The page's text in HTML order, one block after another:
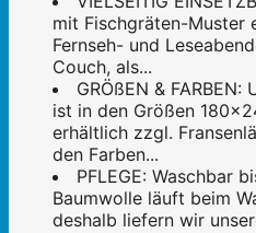
mit Fischgräten-Muster
Fernseh- und
Couch, als...
GRÖßEN &
ist in den Größen
erhältlich zzgl.
den Farben...
PFLEGE: Waschbar
Baumwolle läuft beim
deshalb liefern wir